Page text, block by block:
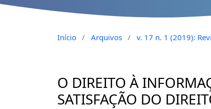
Início / Arquivos / v. 17 n. 1 (2019):
O DIREITO À
SATISFAÇÃO DO